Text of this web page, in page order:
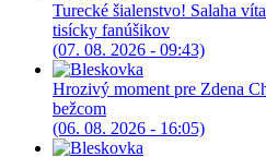
Turecké šialenstvo! Salaha
tisícky fanúšikov
(07. 08. 2026 - 09:43)
Hrozivý moment pre Zdena
bežcom
(06. 08. 2026 - 16:05)